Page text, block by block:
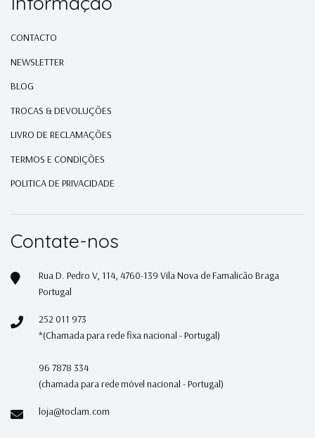
CONTACTO
NEWSLETTER
BLOG
TROCAS & DEVOLUÇÕES
LIVRO DE RECLAMAÇÕES
TERMOS E CONDIÇÕES
POLITICA DE PRIVACIDADE
Contate-nos
Rua D. Pedro V, 114, 4760-139 Vila Nova de Famalicão Braga
Portugal
252 011 973
*(Chamada para rede fixa nacional - Portugal)
96 7878 334
(chamada para rede móvel nacional - Portugal)
loja@toclam.com